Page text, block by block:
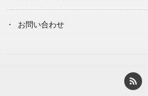
お問い合わせ